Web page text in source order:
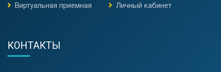
Виртуальная приемная Личный кабинет
КОНТАКТЫ